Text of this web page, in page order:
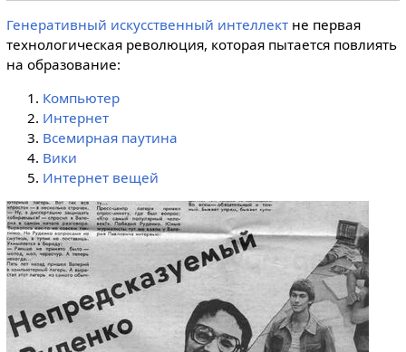
Генеративный искусственный интеллектне первая
технологическая революция, которая пытается повлиять
на образование:
Компьютер
Интернет
Всемирная паутина
Вики
Интернет вещей